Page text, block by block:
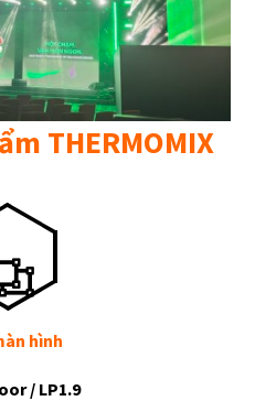
THERMOMIX
hình
/ LP1.9